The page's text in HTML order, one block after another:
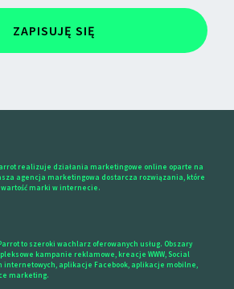
ZAPISUJĘ SIĘ
realizuje działania marketingowe online oparte na
agencja marketingowa dostarcza rozwiązania, które
wartość marki w internecie.
to szeroki wachlarz oferowanych usług. Obszary
kampanie reklamowe, kreacje WWW, Social
internetowych, aplikacje Facebook, aplikacje mobilne,
marketing.